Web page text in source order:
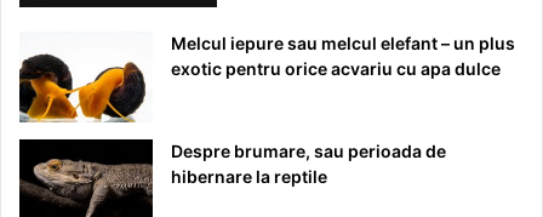
Melcul iepure sau melcul elefant – un plus
exotic pentru orice acvariu cu apa dulce
Despre brumare, sau perioada de
hibernare la reptile